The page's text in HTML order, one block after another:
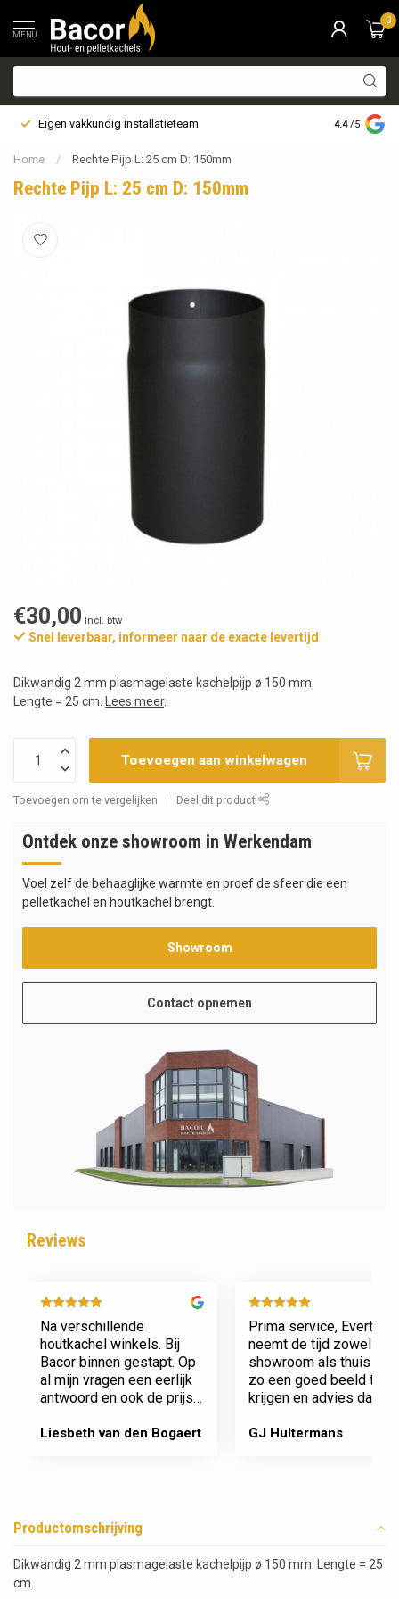
MENU
0
Eigen vakkundig installatieteam Bezorging
4.4 /5
Home / Rechte Pijp L: 25 cm D: 150mm
Rechte Pijp L: 25 cm D: 150mm
€30,00 Incl. btw
Snel leverbaar, informeer naar de exacte levertijd
Dikwandig 2 mm plasmagelaste kachelpijp ø 150 mm.
Lengte = 25 cm.
Lees meer.
Toevoegen aan winkelwagen
Toevoegen om te vergelijken Deel dit product
Ontdek onze showroom in Werkendam
Voel zelf de behaaglijke warmte en proef de sfeer die een
pelletkachel en houtkachel brengt.
Showroom
Contact opnemen
Reviews
Na verschillende
houtkachel winkels. Bij
Bacor binnen gestapt. Op
al mijn vragen een eerlijk
antwoord en ook de prijs
Afspraak is afspraak geen
Liesbeth van den Bogaert
Prima service, Evert
neemt de tijd zowel in
showroom als thuis om
zo een goed beeld te
krijgen en advies daarop
nieuwe kachel. Komt
GJ Hultermans
Productomschrijving
Dikwandig 2 mm plasmagelaste kachelpijp ø 150 mm. Lengte = 25
cm.